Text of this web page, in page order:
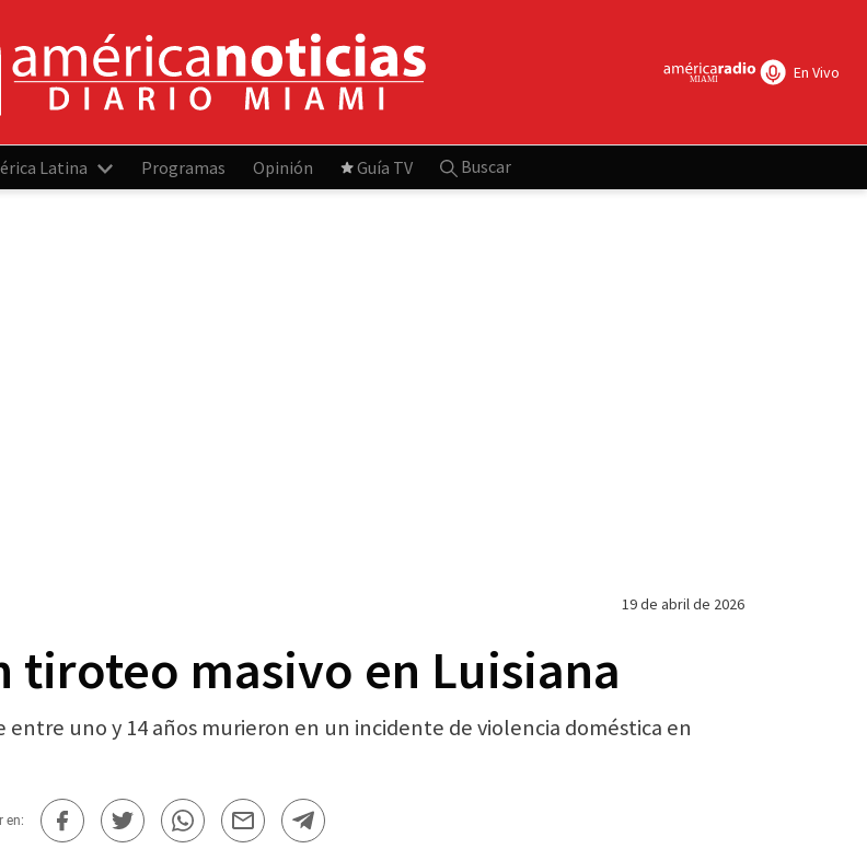
En Vivo
Latina Programas Opinión Guía TV Buscar
19 de abril de 2026
tiroteo masivo en Luisiana
entre uno y 14 años murieron en un incidente de violencia doméstica en
en: